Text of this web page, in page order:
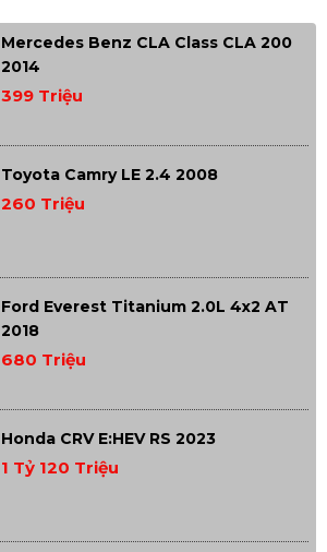
Mercedes Benz CLA Class CLA 200
2014
399 Triệu
Toyota Camry LE 2.4 2008
260 Triệu
Ford Everest Titanium 2.0L 4x2 AT
2018
680 Triệu
Honda CRV E:HEV RS 2023
1 Tỷ 120 Triệu